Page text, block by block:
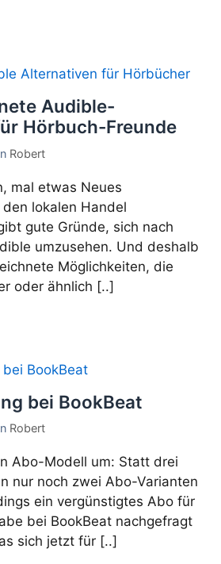
Audible-
Hörbuch-Freunde
Robert
mal etwas Neues
lokalen Handel
gute Gründe, sich nach
umzusehen. Und deshalb
Möglichkeiten, die
oder ähnlich [..]
bei BookBeat
Robert
Abo-Modell um: Statt drei
nur noch zwei Abo-Varianten
ein vergünstigtes Abo für
bei BookBeat nachgefragt
sich jetzt für [..]